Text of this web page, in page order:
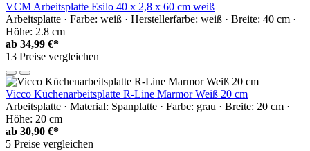
VCM Arbeitsplatte Esilo 40 x 2,8 x 60 cm weiß
Arbeitsplatte · Farbe: weiß · Herstellerfarbe: weiß · Breite: 40 cm ·
Höhe: 2.8 cm
ab 34,99 €*
13 Preise vergleichen
Vicco Küchenarbeitsplatte R-Line Marmor Weiß 20 cm
Arbeitsplatte · Material: Spanplatte · Farbe: grau · Breite: 20 cm ·
Höhe: 20 cm
ab 30,90 €*
5 Preise vergleichen